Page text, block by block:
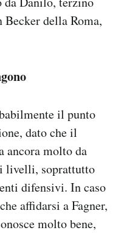
della Roma,
il punto
dato che il
ancora molto da
livelli, soprattutto
difensivi. In caso
affidarsi a Fagner,
molto bene,